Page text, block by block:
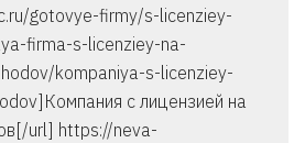
gotovye-firmy/s-licenziey-
firma-s-licenziey-na-
kompaniya-s-licenziey-
с лицензией на
url] https://neva-